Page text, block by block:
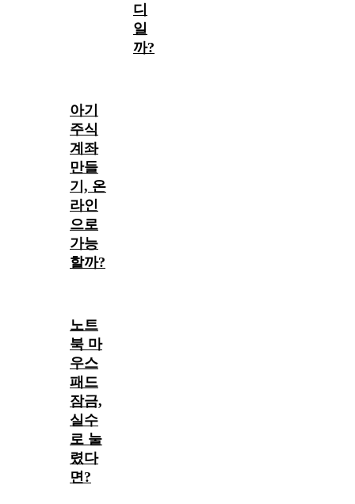
디
일
까?
아기
주식
계좌
만들
기, 온
라인
으로
가능
할까?
노트
북 마
우스
패드
잠금,
실수
로 눌
렸다
면?